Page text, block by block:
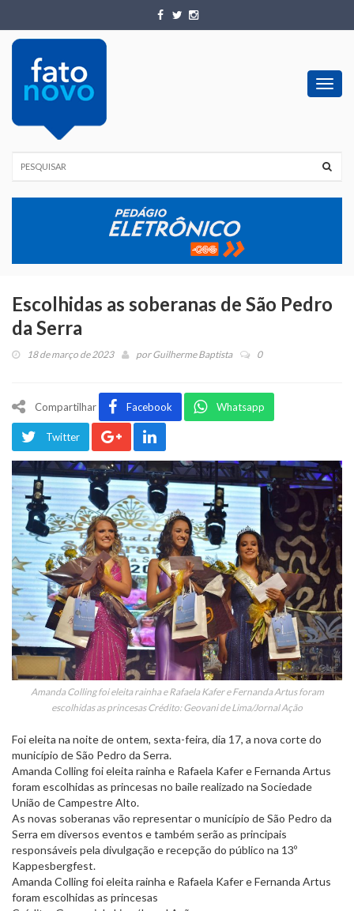
Escolhidas as soberanas de São Pedro
da Serra
18 de março de 2023 porGuilherme Baptista 0
Compartilhar Facebook Whatsapp
Twitter
Amanda Colling foi eleita rainha e Rafaela Kafer e Fernanda Artus foram
escolhidas as princesas Crédito: Geovani de Lima/Jornal Ação
Foi eleita na noite de ontem, sexta-feira, dia 17, a nova corte do
município de São Pedro da Serra.
Amanda Colling foi eleita rainha e Rafaela Kafer e Fernanda Artus
foram escolhidas as princesas no baile realizado na Sociedade
União de Campestre Alto.
As novas soberanas vão representar o município de São Pedro da
Serra em diversos eventos e também serão as principais
responsáveis pela divulgação e recepção do público na 13º
Kappesbergfest.
Amanda Colling foi eleita rainha e Rafaela Kafer e Fernanda Artus
foram escolhidas as princesas